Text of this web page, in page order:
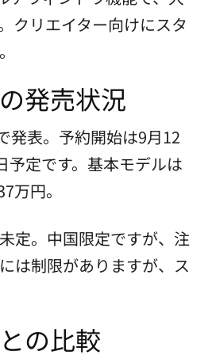
クリエイター向けにスタ
発売状況
発表。予約開始は9月12
予定です。基本モデルは
万円。
定。中国限定ですが、注
は制限がありますが、ス
の比較